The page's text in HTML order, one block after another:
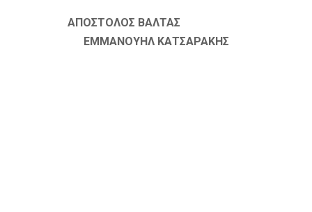
ΑΠΟΣΤΟΛΟΣ ΒΑΛΤΑΣ
ΕΜΜΑΝΟΥΗΛ ΚΑΤΣΑΡΑΚΗΣ